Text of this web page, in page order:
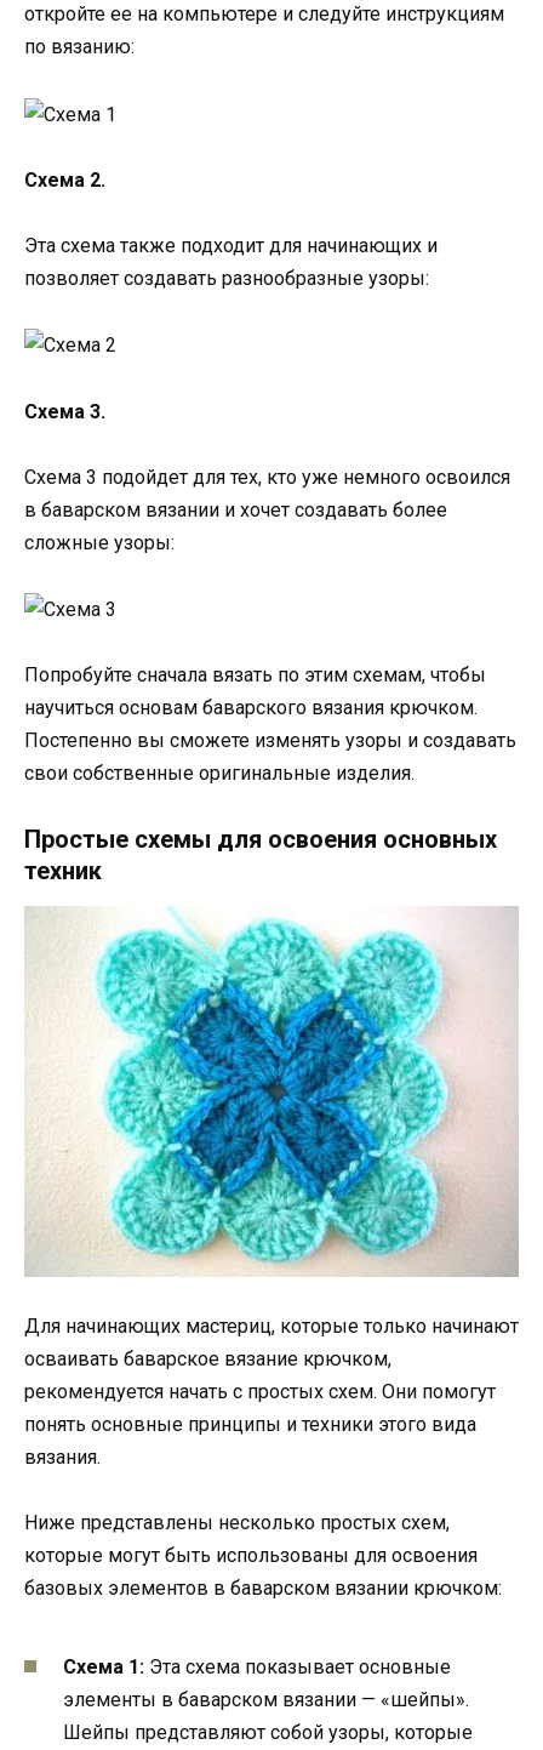
откройте ее на компьютере и следуйте инструкциям
по вязанию:
Схема 2.
Эта схема также подходит для начинающих и
позволяет создавать разнообразные узоры:
Схема 3.
Схема 3 подойдет для тех, кто уже немного освоился
в баварском вязании и хочет создавать более
сложные узоры:
Попробуйте сначала вязать по этим схемам, чтобы
научиться основам баварского вязания крючком.
Постепенно вы сможете изменять узоры и создавать
свои собственные оригинальные изделия.
Простые схемы для освоения основных
техник
Для начинающих мастериц, которые только начинают
осваивать баварское вязание крючком,
рекомендуется начать с простых схем. Они помогут
понять основные принципы и техники этого вида
вязания.
Ниже представлены несколько простых схем,
которые могут быть использованы для освоения
базовых элементов в баварском вязании крючком:
Схема 1: Эта схема показывает основные
элементы в баварском вязании — «шейпы».
Шейпы представляют собой узоры, которые